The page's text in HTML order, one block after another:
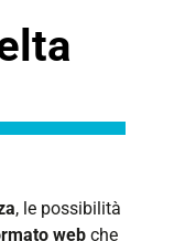
, le possibilità
web che